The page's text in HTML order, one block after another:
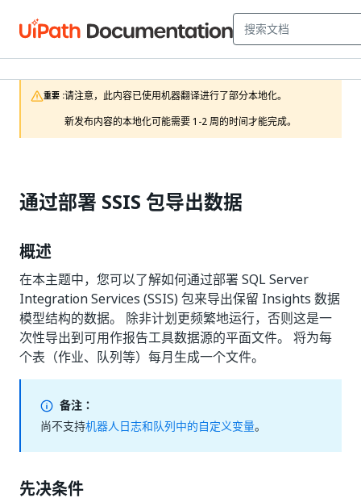
重要 :请注意，此内容已使用机器翻译进行了部分本地化。
新发布内容的本地化可能需要 1-2 周的时间才能完成。
通过部署 SSIS 包导出数据
概述
在本主题中，您可以了解如何通过部署 SQL Server
Integration Services (SSIS) 包来导出保留 Insights 数据
模型结构的数据。 除非计划更频繁地运行，否则这是一
次性导出到可用作报告工具数据源的平面文件。 将为每
个表（作业、队列等）每月生成一个文件。
备注：
尚不支持机器人日志和队列中的自定义变量。
先决条件